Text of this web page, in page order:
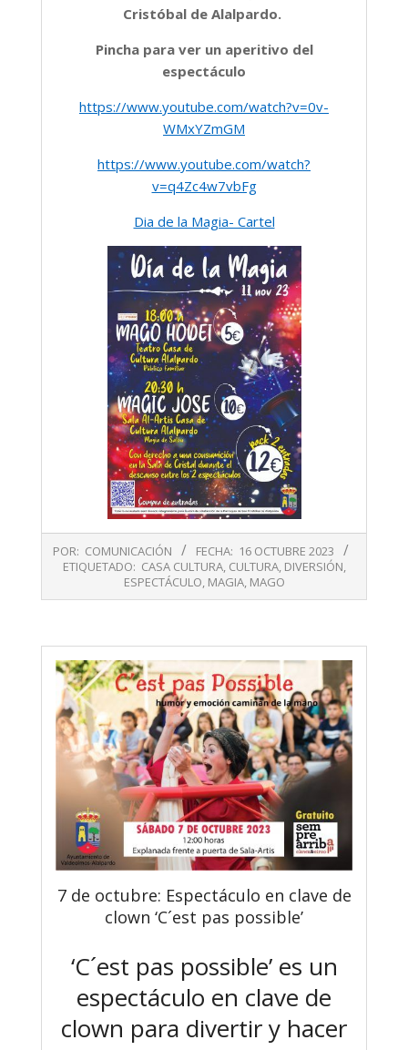
Cristóbal de Alalpardo.
Pincha para ver un aperitivo del
espectáculo
https://www.youtube.com/watch?v=0v-
WMxYZmGM
https://www.youtube.com/watch?
v=q4Zc4w7vbFg
Dia de la Magia- Cartel
10-
POR: COMUNICACIÓN FECHA: 16 OCTUBRE 2023
ETIQUETADO: CASA CULTURA, CULTURA, DIVERSIÓN,
ESPECTÁCULO, MAGIA, MAGO
7 de octubre: Espectáculo en clave de
clown ‘C´est pas possible’
‘C´est pas possible’ es un
espectáculo en clave de
clown para divertir y hacer